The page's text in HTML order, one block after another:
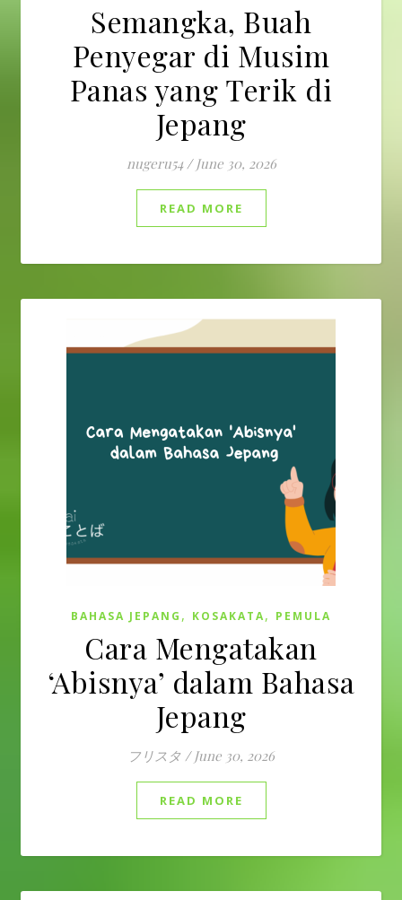
Semangka, Buah
Penyegar di Musim
Panas yang Terik di
Jepang
nugeru54 / June 30, 2026
READ MORE
BAHASA JEPANG , KOSAKATA, PEMULA
Cara Mengatakan
‘Abisnya’ dalam Bahasa
Jepang
フリスタ / June 30, 2026
READ MORE